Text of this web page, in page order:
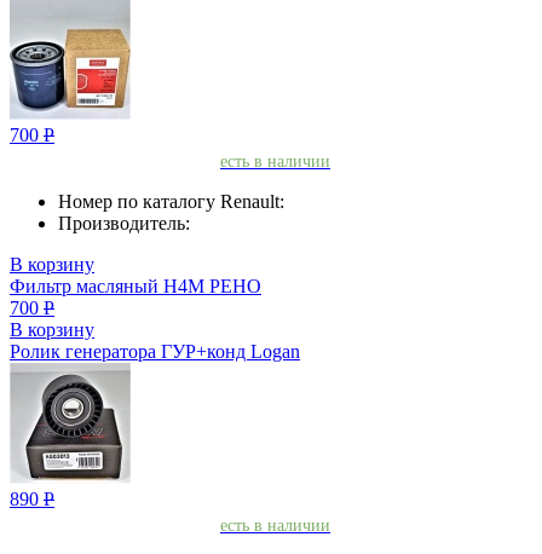
700 Р
есть в наличии
Номер по каталогу Renault:
Производитель:
В корзину
Фильтр масляный H4M РЕНО
700 Р
В корзину
Ролик генератора ГУР+конд Logan
890 Р
есть в наличии